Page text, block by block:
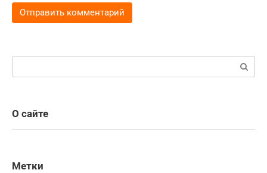
О сайте
Метки